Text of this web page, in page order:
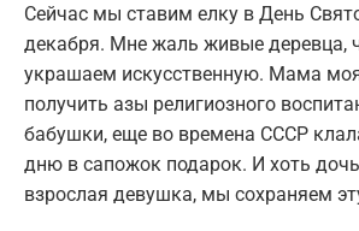
Сейчас мы ставим елку в День
декабря. Мне жаль живые деревца,
украшаем искусственную. Мама
получить азы религиозного
бабушки, еще во времена СССР
дню в сапожок подарок. И хоть
взрослая девушка, мы сохраняем